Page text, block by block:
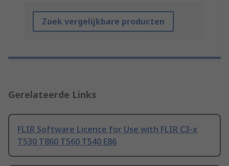
Zoek vergelijkbare producten
Gerelateerde Links
FLIR Software Licence for Use with FLIR C3-x
T530 T860 T560 T540 E86